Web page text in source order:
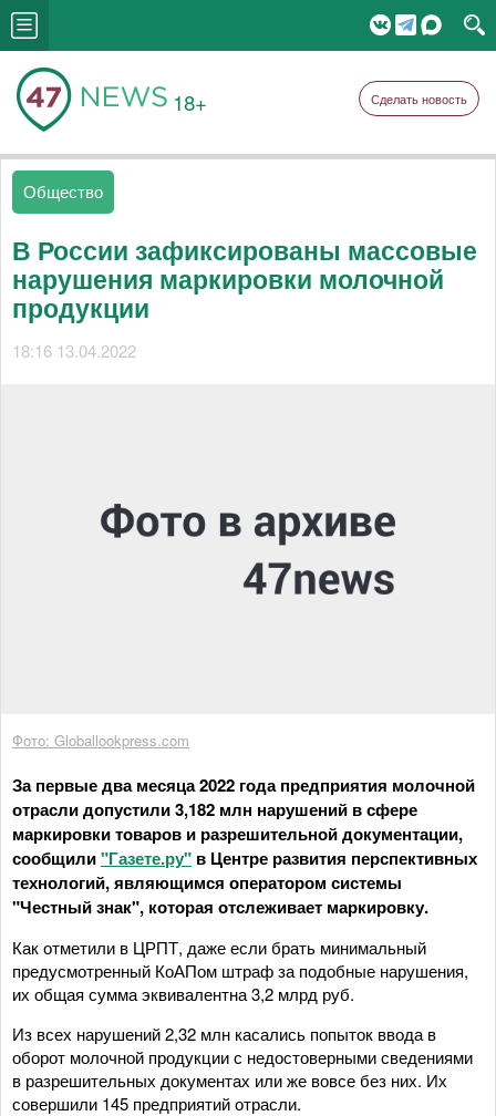
18+ Сделать новость
Общество
В России зафиксированы массовые
нарушения маркировки молочной
продукции
18:16 13.04.2022
Фото: Globallookpress.com
За первые два месяца 2022 года предприятия молочной
отрасли допустили 3,182 млн нарушений в сфере
маркировки товаров и разрешительной документации,
сообщили"Газете.ру" в Центре развития перспективных
технологий, являющимся оператором системы
"Честный знак", которая отслеживает маркировку.
Как отметили в ЦРПТ, даже если брать минимальный
предусмотренный КоАПом штраф за подобные нарушения,
их общая сумма эквивалентна 3,2 млрд руб.
Из всех нарушений 2,32 млн касались попыток ввода в
оборот молочной продукции с недостоверными сведениями
в разрешительных документах или же вовсе без них. Их
совершили 145 предприятий отрасли.